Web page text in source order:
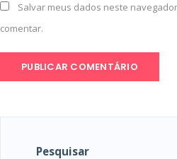
Salvar meus dados neste
comentar.
Pesquisar